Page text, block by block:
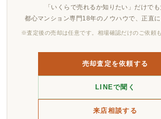
「いくらで売れるか知りたい」だけでも
都心マンション専門18年のノウハウで、正直に
※査定後の売却は任意です。相場確認だけのご依頼
売却査定を依頼する
LINEで聞く
来店相談する